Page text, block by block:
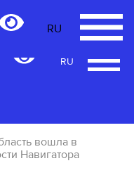
RU
RU
вошла в
Навигатора